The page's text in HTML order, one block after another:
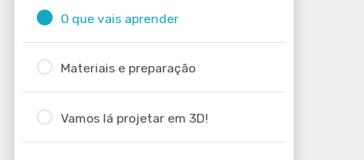
O que vais aprender
Materiais e preparação
Vamos lá projetar em 3D!